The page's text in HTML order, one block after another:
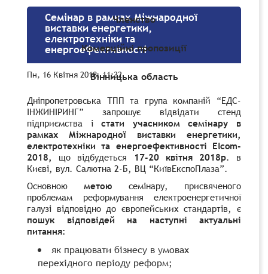
Членство
Комерційні пропозиції
Вінницька область
Семінар в рамках Міжнародної
виставки енергетики,
електротехніки та
енергоефективності
Пн, 16 Квітня 2018, 11:32
Дніпропетровська ТПП та група компаній “ЕДС-
ІНЖИНІРИНГ” запрошує відвідати стенд
підприємства істати учасником семінару в
рамках Міжнародної виставки енергетики,
електротехніки та енергоефективності Elcom-
2018, що відбудеться 17-20 квітня 2018р. в
Києві, вул. Салютна 2-Б, ВЦ “КиївЕкспоПлаза”.
Основноюметою семінару, присвяченого
проблемам реформування електроенергетичної
галузі відповідно до європейських стандартів, є
пошук відповідей на наступні актуальні
питання:
як працювати бізнесу в умовах
перехідного періоду реформ;